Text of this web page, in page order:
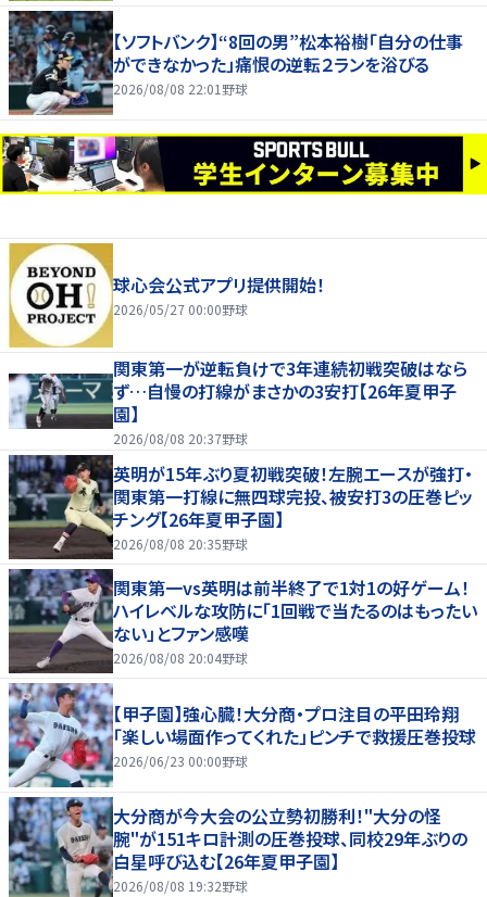
【ソフトバンク】“8回の男”松本裕樹「自分の仕事
ができなかった」痛恨の逆転２ランを浴びる
2026/08/08 22:01 野球
球心会公式アプリ提供開始！
2026/05/27 00:00野球
関東第一が逆転負けで3年連続初戦突破はなら
ず…自慢の打線がまさかの3安打【26年夏甲子
園】
2026/08/08 20:37野球
英明が15年ぶり夏初戦突破！左腕エースが強打・
関東第一打線に無四球完投、被安打3の圧巻ピッ
チング【26年夏甲子園】
2026/08/08 20:35野球
関東第一vs英明は前半終了で1対1の好ゲーム！
ハイレベルな攻防に「1回戦で当たるのはもったい
ない」とファン感嘆
2026/08/08 20:04野球
【甲子園】強心臓！大分商・プロ注目の平田玲翔
「楽しい場面作ってくれた」ピンチで救援圧巻投球
2026/06/23 00:00野球
大分商が今大会の公立勢初勝利！"大分の怪
腕"が151キロ計測の圧巻投球、同校29年ぶりの
白星呼び込む【26年夏甲子園】
2026/08/08 19:32野球